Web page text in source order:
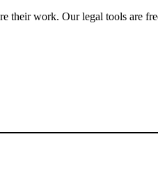
their work. Our legal tools are